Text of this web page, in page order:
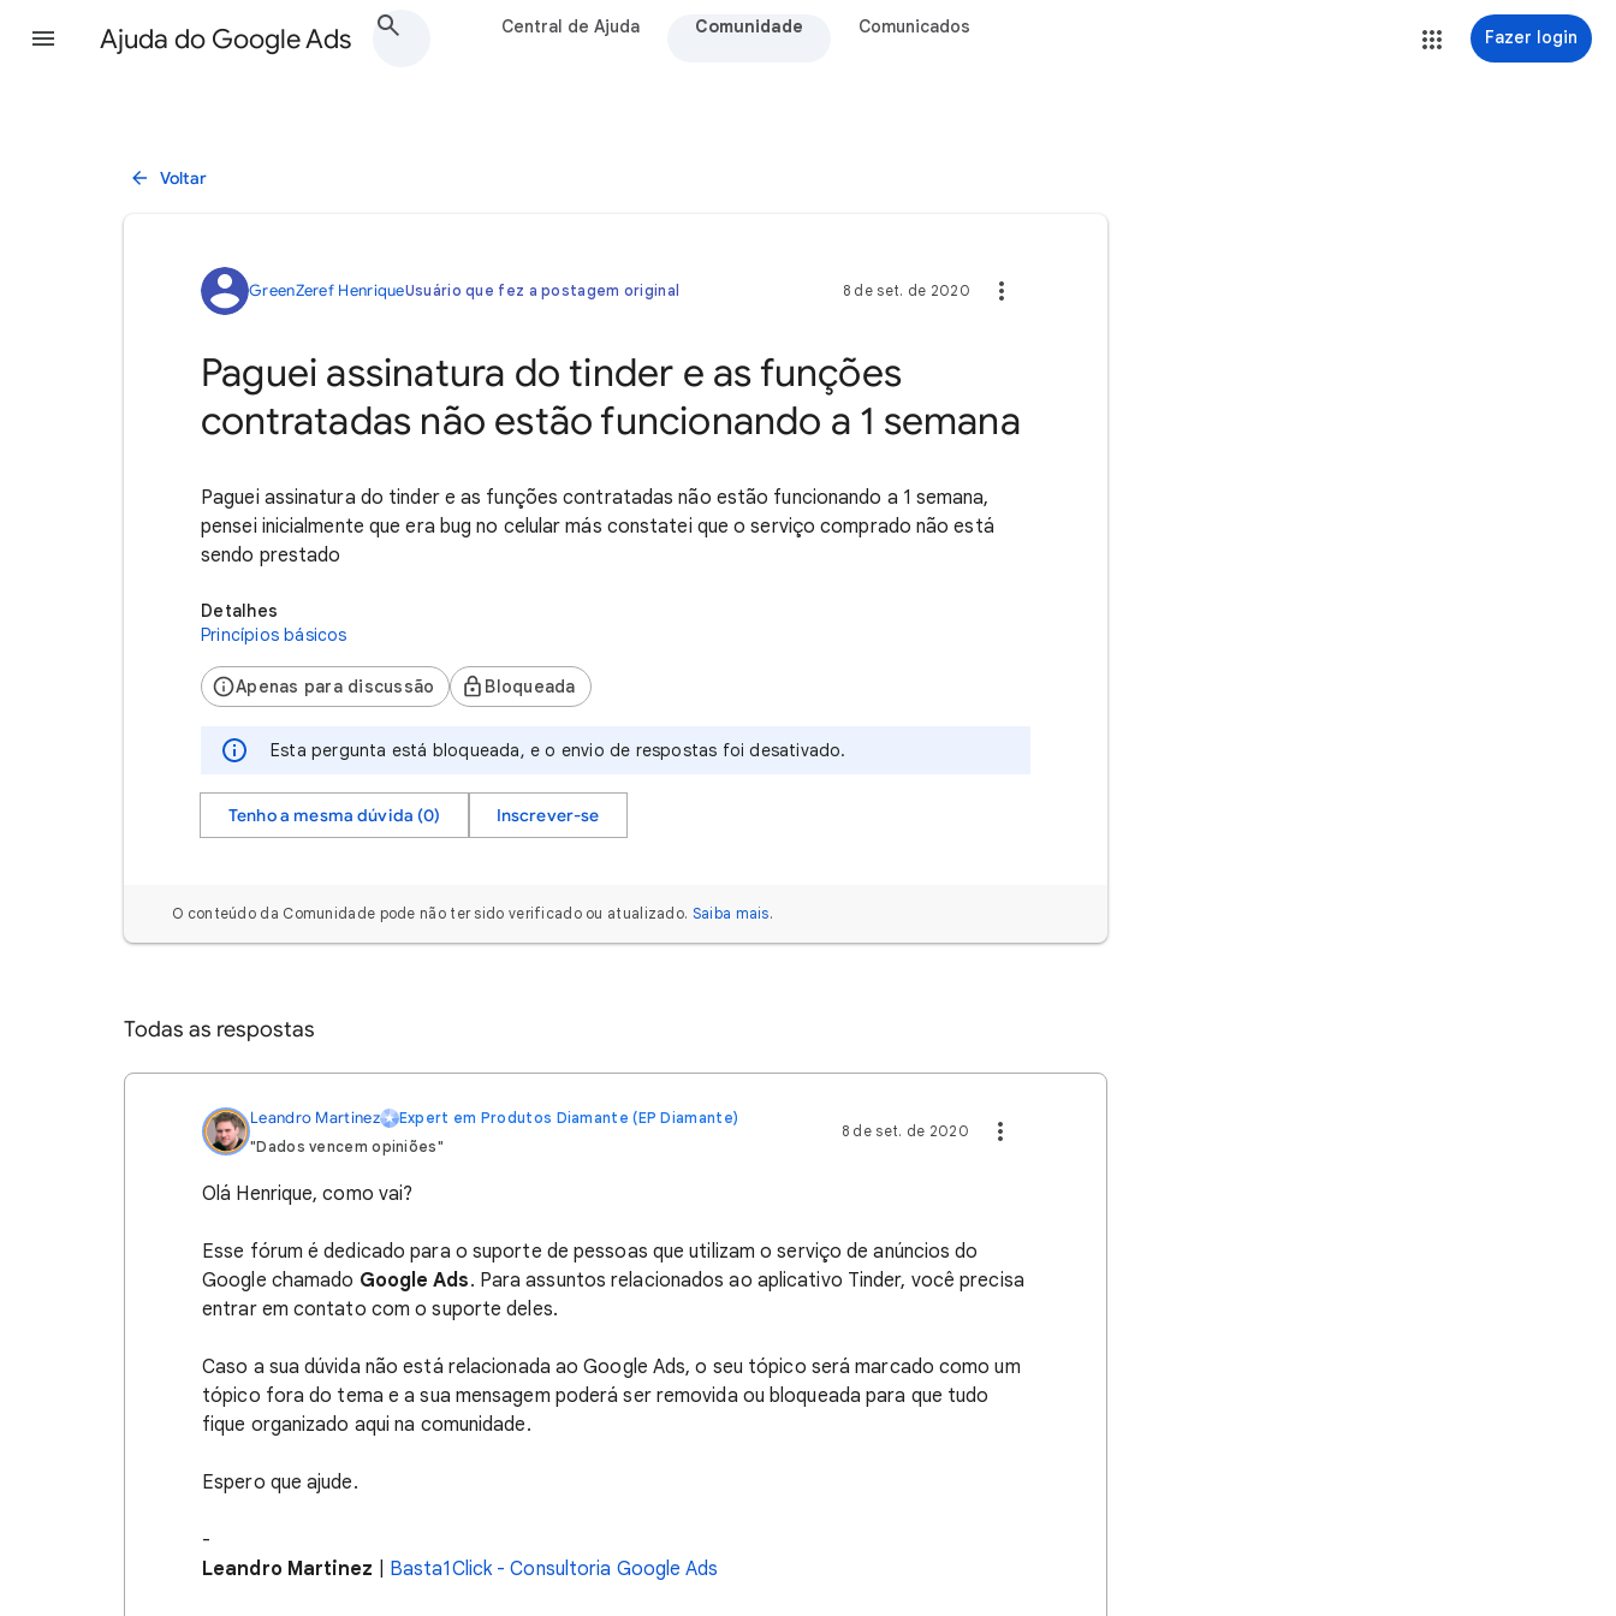
Ajuda do Google Ads Central de Ajuda Comunidade Comunicados Fazer login
Voltar
GreenZeref HenriqueUsuário que fez a postagem original 8 de set. de 2020
Paguei assinatura do tinder e as funções
contratadas não estão funcionando a 1 semana
Paguei assinatura do tinder e as funções contratadas não estão funcionando a 1 semana,
pensei inicialmente que era bug no celular más constatei que o serviço comprado não está
sendo prestado
Detalhes
Princípios básicos
Apenas para discussão Bloqueada
Esta pergunta está bloqueada, e o envio de respostas foi desativado.
Tenho a mesma dúvida (0) Inscrever-se
O conteúdo da Comunidade pode não ter sido verificado ou atualizado. Saiba mais.
Todas as respostas
Leandro Martinez
Expert em Produtos Diamante (EP Diamante)
"Dados vencem opiniões"
8 de set. de 2020
Olá Henrique, como vai?
Esse fórum é dedicado para o suporte de pessoas que utilizam o serviço de anúncios do
Google chamado Google Ads. Para assuntos relacionados ao aplicativo Tinder, você precisa
entrar em contato com o suporte deles.
Caso a sua dúvida não está relacionada ao Google Ads, o seu tópico será marcado como um
tópico fora do tema e a sua mensagem poderá ser removida ou bloqueada para que tudo
fique organizado aqui na comunidade.
Espero que ajude.
-
Leandro Martinez
Basta1Click - Consultoria Google Ads